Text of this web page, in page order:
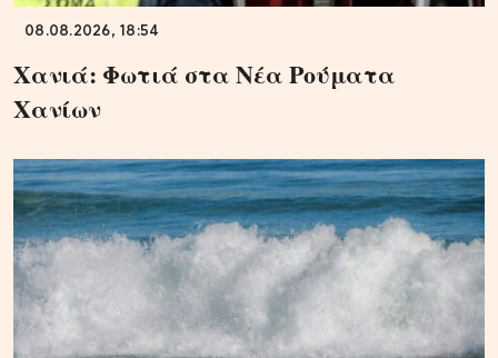
08.08.2026, 18:54
Χανιά: Φωτιά στα Νέα Ρούματα
Χανίων